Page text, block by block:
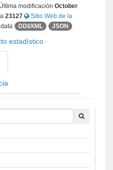
Última modificación October
23127
Sitio Web de la
DDI/XML JSON
estadístico